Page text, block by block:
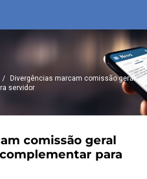
/
Divergências marcam comissão geral
servidor
comissão geral
para